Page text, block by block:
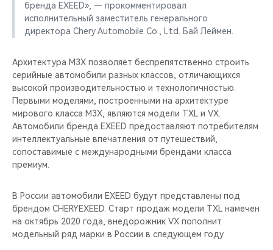
бренда EXEED», — прокомментировал
исполнительный заместитель генерального
директора Chery Automobile Co., Ltd. Бай Леймен.
Архитектура M3X позволяет беспрепятственно строить
серийные автомобили разных классов, отличающихся
высокой производительностью и технологичностью.
Первыми моделями, построенными на архитектуре
мирового класса M3X, являются модели TXL и VX.
Автомобили бренда EXEED предоставляют потребителям
интеллектуальные впечатления от путешествий,
сопоставимые с международными брендами класса
премиум.
В России автомобили EXEED будут представлены под
брендом CHERYEXEED. Старт продаж модели TXL намечен
на октябрь 2020 года, внедорожник VX пополнит
модельный ряд марки в России в следующем году.